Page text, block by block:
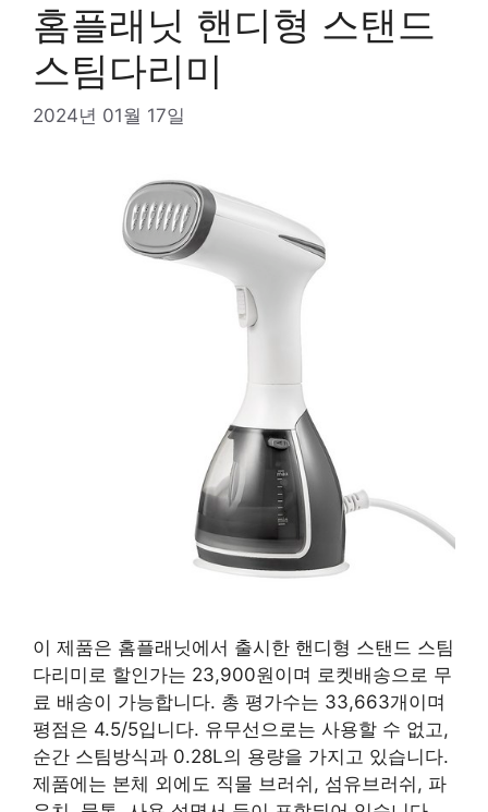
홈플래닛 핸디형 스탠드
스팀다리미
2024년 01월 17일
이 제품은 홈플래닛에서 출시한 핸디형 스탠드 스팀
다리미로 할인가는 23,900원이며 로켓배송으로 무
료 배송이 가능합니다. 총 평가수는 33,663개이며
평점은 4.5/5입니다. 유무선으로는 사용할 수 없고,
순간 스팀방식과 0.28L의 용량을 가지고 있습니다.
제품에는 본체 외에도 직물 브러쉬, 섬유브러쉬, 파